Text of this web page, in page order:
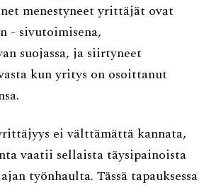
menestyneet yrittäjät ovat
- sivutoimisena,
suojassa, ja siirtyneet
kun yritys on osoittanut
ei välttämättä kannata,
vaatii sellaista täysipainoista
työnhaulta. Tässä tapauksessa